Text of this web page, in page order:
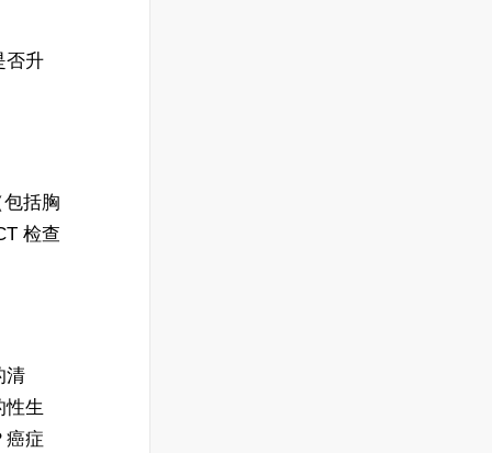
否升
括胸
检查
清
生
癌症